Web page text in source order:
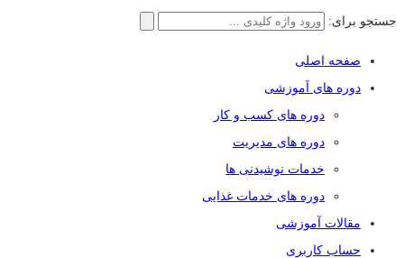
جستجو برای:
صفحه اصلی
دوره های آموزشی
دوره های کسب و کار
دوره های مدیریت
خدمات نوشیدنی ها
دوره های خدمات غذایی
مقالات آموزشی
حساب کاربری